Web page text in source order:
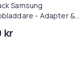
Samsung
- Adapter &
kr